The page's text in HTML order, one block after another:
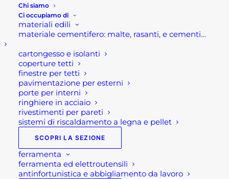
Chi siamo
Ci occupiamo di
materiali edili
materiale cementifero: malte, rasanti, e cementi…
cartongesso e isolanti
coperture tetti
finestre per tetti
pavimentazione per esterni
porte per interni
ringhiere in acciaio
rivestimenti per pareti
sistemi di riscaldamento a legna e pellet
SCOPRI LA SEZIONE
ferramenta
ferramenta ed elettroutensili
antinfortunistica e abbigliamento da lavoro
Linea vita
Home
Ferramenta
Antinfortunistica e abbigliamento da lavoro
Linea vita